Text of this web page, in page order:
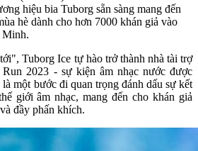
hiệu bia Tuborg sẵn sàng mang đến
hè dành cho hơn 7000 khán giả vào
Minh.
Tuborg Ice tự hào trở thành nhà tài trợ
2023 - sự kiện âm nhạc nước được
một bước đi quan trọng đánh dấu sự kết
giới âm nhạc, mang đến cho khán giả
đầy phấn khích.